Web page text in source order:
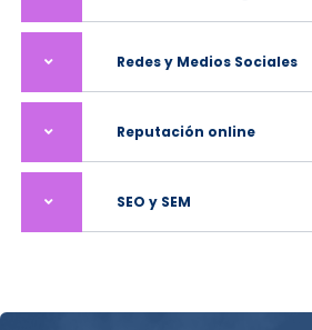
Redes y Medios Sociales
Reputación online
SEO y SEM